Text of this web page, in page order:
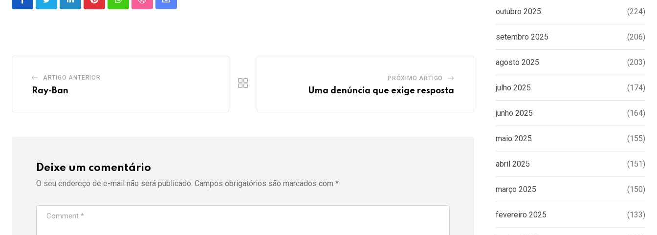
LinkedInPinterestWhatsappStumbleUpon
Share
ARTIGO ANTERIOR
Ray-Ban
PRÓXIMO ARTIGO
Uma denúncia que exige resposta
Deixe um comentário
O seu endereço de e-mail não será publicado. Campos obrigatórios são marcados com *
outubro 2025 (224)
setembro 2025 (206)
agosto 2025 (203)
julho 2025 (174)
junho 2025 (164)
maio 2025 (155)
abril 2025 (151)
março 2025 (150)
fevereiro 2025 (133)